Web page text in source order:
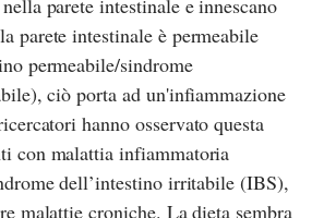
parete intestinale e innescano
parete intestinale è permeabile
permeabile/sindrome
ciò porta ad un'infiammazione
hanno osservato questa
con malattia infiammatoria
dell’intestino irritabile (IBS),
malattie croniche. La dieta sembra